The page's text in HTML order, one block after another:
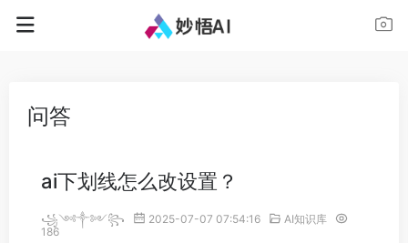
问答
ai下划线怎么改设置？
꧁༺༒༻꧂ 2025-07-07 07:54:16
AI知识库
186